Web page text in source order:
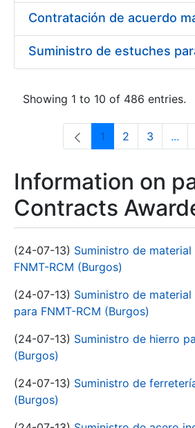
Showing 1 to 10 of 486 entries.
Page
1 Page
2 Page
3 ...
Information on
Contracts
(24-07-13) Suministro de
FNMT-RCM (Burgos)
(24-07-13) Suministro de
para FNMT-RCM (Burgos)
(24-07-13) Suministro de hierro
(Burgos)
(24-07-13) Suministro de
(Burgos)